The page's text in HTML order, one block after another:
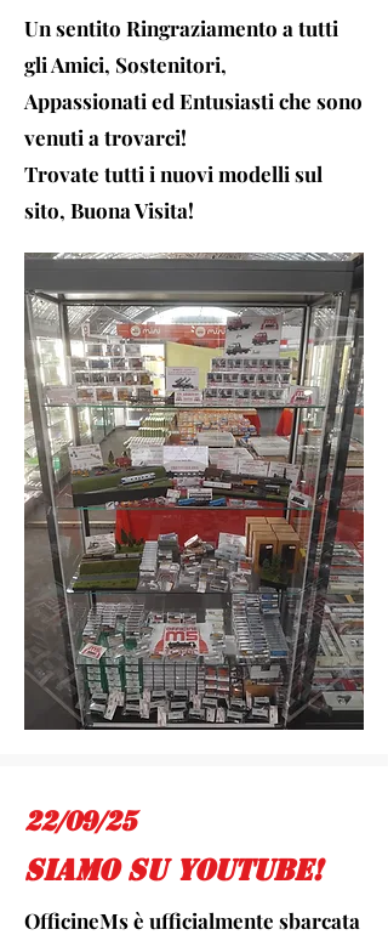
Un sentito Ringraziamento a tutti
gli Amici, Sostenitori,
Appassionati ed Entusiasti che sono
venuti a trovarci!
Trovate tutti i nuovi modelli sul
sito, Buona Visita!
22/09/25
siamo su youtube!
OfficineMs è ufficialmente sbarcata